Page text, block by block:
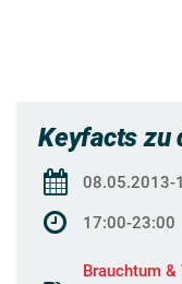
Keyfacts zu
08.05.2013-
17:00-23:00
Brauchtum